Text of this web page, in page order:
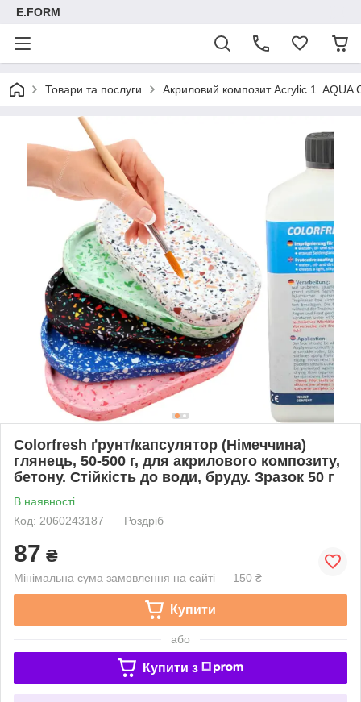
E.FORM
Товари та послуги Акриловий композит Acrylic 1. AQUA
Colorfresh ґрунт/капсулятор (Німеччина)
глянець, 50-500 г, для акрилового композиту,
бетону. Стійкість до води, бруду. Зразок 50 г
В наявності
Код: 2060243187
Роздріб
87 ₴
Мінімальна сума замовлення на сайті — 150 ₴
Купити
або
Купити з